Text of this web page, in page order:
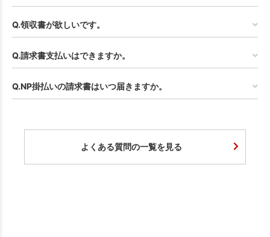
Q.領収書が欲しいです。
Q.請求書支払いはできますか。
Q.NP掛払いの請求書はいつ届きますか。
よくある質問の一覧を見る